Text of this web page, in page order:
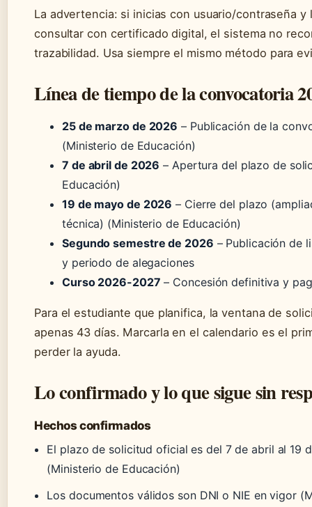
La advertencia: si inicias con usuario/contraseña y
consultar con certificado digital, el sistema no
trazabilidad. Usa siempre el mismo método para
Línea de tiempo de la convocatoria
25 de marzo de 2026 – Publicación de la
(Ministerio de Educación)
7 de abril de 2026 – Apertura del plazo de
Educación)
19 de mayo de 2026 – Cierre del plazo
técnica) (Ministerio de Educación)
Segundo semestre de 2026 – Publicación de
y periodo de alegaciones
Curso 2026-2027 – Concesión definitiva y
Para el estudiante que planifica, la ventana de
apenas 43 días. Marcarla en el calendario es el
perder la ayuda.
Lo confirmado y lo que sigue sin
Hechos confirmados
El plazo de solicitud oficial es del 7 de abril al 19
(Ministerio de Educación)
Los documentos válidos son DNI o NIE en vigor